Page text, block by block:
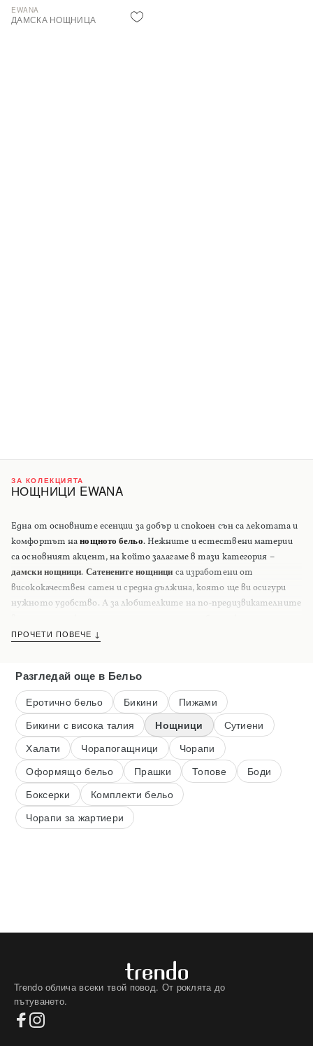
EWANA
ДАМСКА НОЩНИЦА
ЗА КОЛЕКЦИЯТА
НОЩНИЦИ EWANA
Една от основните есенции за добър и спокоен сън са лекотата и
комфортът нанощното бельо. Нежните и естествени материи
са основният акцент, на който залагаме в тази категория –
дамски нощници. Сатенените нощници са изработени от
висококачествен сатен и средна дължина, която ще ви осигури
нужното удобство. А за любителките на по-предизвикателните
оправдае и най-смелите очаквания. Помислили сме и за
каквото и да заложите, гарантираме ви удобство и лекота през
цялата нощ.
ПРОЧЕТИ ПОВЕЧЕ ↓
Разгледай още в Бельо
Еротично бельо Бикини
Пижами
Бикини с висока талия
Нощници
Сутиени
Халати
Чорапогащници
Чорапи
Оформящо бельо
Прашки Топове
Боди
Боксерки
Комплекти бельо
Чорапи за жартиери
Trendo облича всеки твой повод. От роклята до
пътуването.